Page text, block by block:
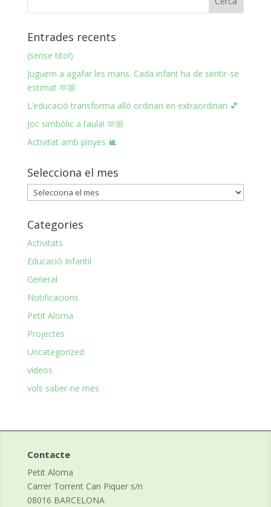
Entrades recents
(sense títol)
Juguem a agafar les mans. Cada infant ha de sentir-se
estimat 🫶🏼
L’educació transforma allò ordinari en extraordinari 💕
Joc simbòlic a l’aula! 🫶🏼
Activitat amb pinyes 🐌
Selecciona el mes
Selecciona
el
Categories
Activitats
Educació Infantil
General
Notificacions
Petit Aloma
Projectes
Uncategorized
videos
vols saber-ne mes
Contacte
Petit Aloma
Carrer Torrent Can Piquer s/n
08016 BARCELONA